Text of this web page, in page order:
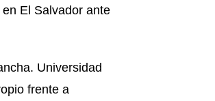
El Salvador ante
Universidad
frente a